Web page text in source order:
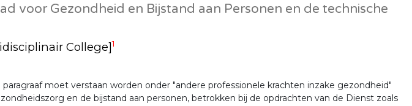
voor Gezondheid en Bijstand aan Personen en de technische
College]1
moet verstaan worden onder "andere professionele krachten inzake gezondheid"
en de bijstand aan personen, betrokken bij de opdrachten van de Dienst zoals